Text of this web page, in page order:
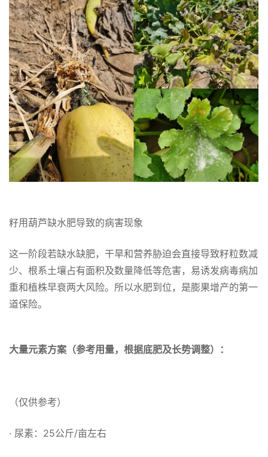
籽用葫芦缺水肥导致的病害现象
这一阶段若缺水缺肥，干旱和营养胁迫会直接导致籽粒数减
少、根系土壤占有面积及数量降低等危害，易诱发病毒病加
重和植株早衰两大风险。所以水肥到位，是膨果增产的第一
道保险。
大量元素方案（参考用量，根据底肥及长势调整）：
（仅供参考）
· 尿素：25公斤/亩左右